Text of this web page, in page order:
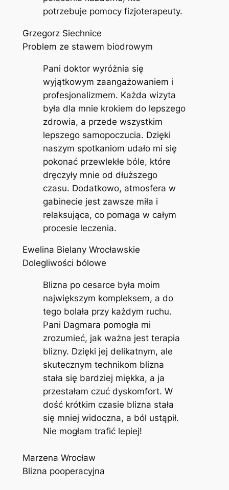
potrzebuje pomocy fizjoterapeuty.
Grzegorz Siechnice
Problem ze stawem biodrowym
Pani doktor wyróżnia się
wyjątkowym zaangażowaniem i
profesjonalizmem. Każda wizyta
była dla mnie krokiem do lepszego
zdrowia, a przede wszystkim
lepszego samopoczucia. Dzięki
naszym spotkaniom udało mi się
pokonać przewlekłe bóle, które
dręczyły mnie od dłuższego
czasu. Dodatkowo, atmosfera w
gabinecie jest zawsze miła i
relaksująca, co pomaga w całym
procesie leczenia.
Ewelina Bielany Wrocławskie
Dolegliwości bólowe
Blizna po cesarce była moim
największym kompleksem, a do
tego bolała przy każdym ruchu.
Pani Dagmara pomogła mi
zrozumieć, jak ważna jest terapia
blizny. Dzięki jej delikatnym, ale
skutecznym technikom blizna
stała się bardziej miękka, a ja
przestałam czuć dyskomfort. W
dość krótkim czasie blizna stała
się mniej widoczna, a ból ustąpił.
Nie mogłam trafić lepiej!
Marzena Wrocław
Blizna pooperacyjna